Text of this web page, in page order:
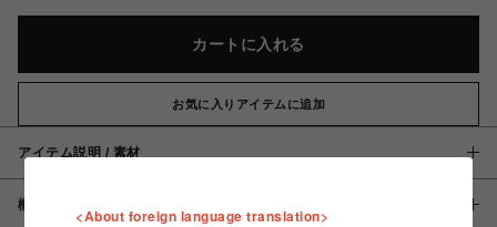
カートに入れる
お気に入りアイテムに追加
アイテム説明 / 素材
概要
<About foreign language translation>